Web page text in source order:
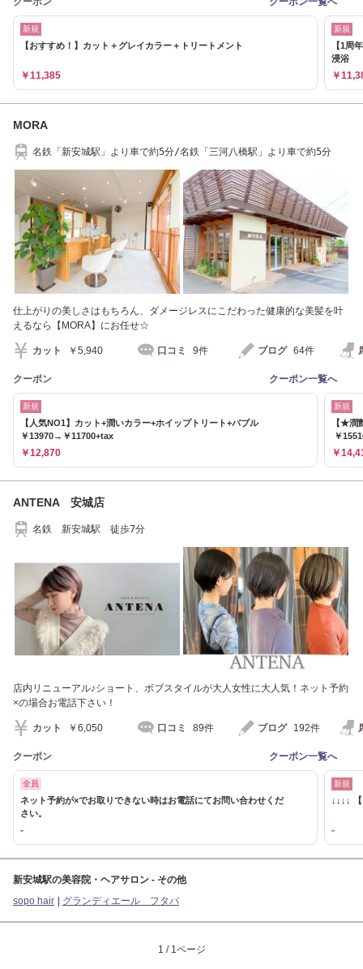
新規
【おすすめ！】カット＋グレイカラー＋トリートメント
￥11,385
新規
【1周
浸浴
￥
MORA
名鉄「新安城駅」より車で約5分/名鉄「三河八橋駅」より車で約5分
仕上がりの美しさはもちろん、ダメージレスにこだわった健康的な美髪を叶
えるなら【MORA】にお任せ☆
カット ￥5,940 口コミ 9件 ブログ 64件
クーポン クーポン一覧へ
新規
【人気NO1】カット+潤いカラー+ホイップトリート+バブル
￥13970→￥11700+tax
￥12,870
新規
【★潤
￥
￥
ANTENA 安城店
名鉄 新安城駅 徒歩7分
店内リニューアル♪ショート、ボブスタイルが大人女性に大人気！ネット予約
×の場合お電話下さい！
カット ￥6,050 口コミ 89件 ブログ 192件
クーポン クーポン一覧へ
全員
ネット予約が×でお取りできない時はお電話にてお問い合わせくだ
さい。
-
新規
↓↓↓↓
-
新安城駅の美容院・ヘアサロン - その他
sopo hair
グランディエール フタバ
1 / 1ページ